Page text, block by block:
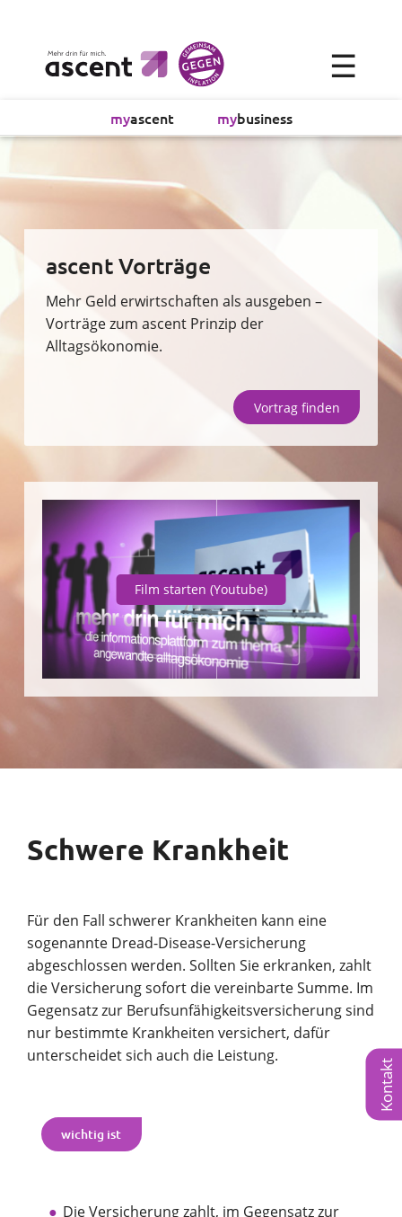
myascent mybusiness
×
Alltagsökonomie
Finanzvorsorge
Vollmachtsplanung
Sachversicherung
Unternehmen
SparpotenzialCheck Vortrag finden
☰
ascent Vorträge
Mehr Geld erwirtschaften als ausgeben –
Vorträge zum ascent Prinzip der
Alltagsökonomie.
Vortrag finden
Film starten (Youtube)
Schwere Krankheit
Für den Fall schwerer Krankheiten kann eine
sogenannte Dread-Disease-Versicherung
abgeschlossen werden. Sollten Sie erkranken, zahlt
die Versicherung sofort die vereinbarte Summe. Im
Gegensatz zur Berufsunfähigkeitsversicherung sind
nur bestimmte Krankheiten versichert, dafür
unterscheidet sich auch die Leistung.
wichtig ist
Die Versicherung zahlt, im Gegensatz zur
Kontakt